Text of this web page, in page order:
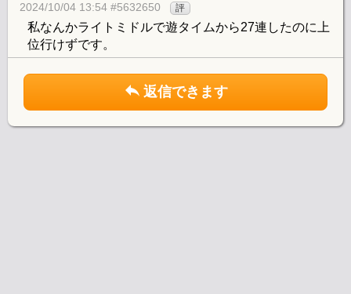
2024/10/04 13:54 #5632650 評
私なんかライトミドルで遊タイムから27連したのに上
位行けずです。
返信できます